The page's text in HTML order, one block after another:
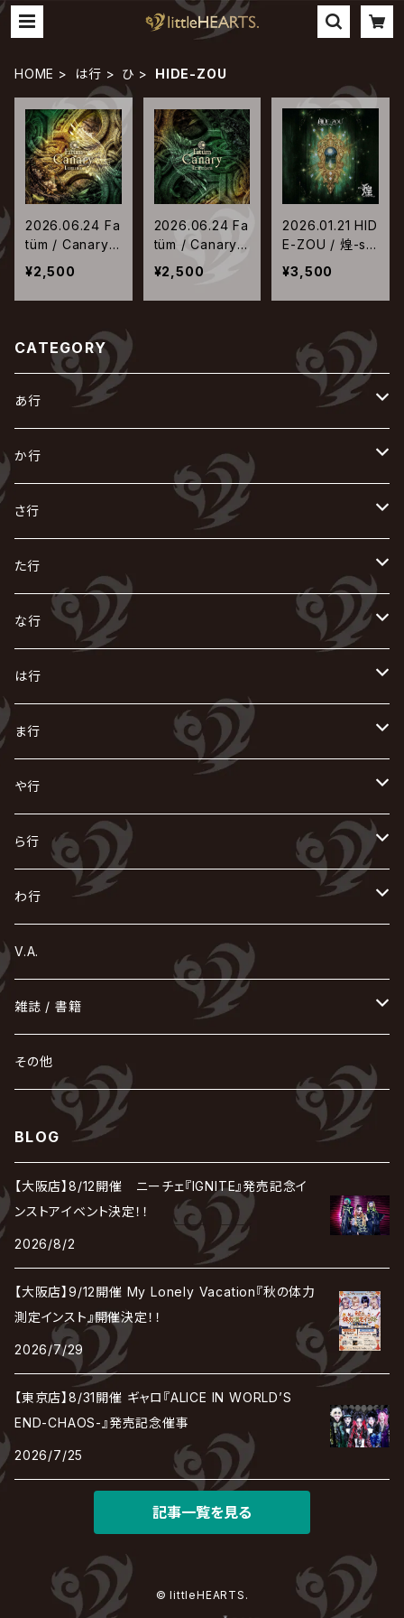
HOME は行 ひ HIDE-ZOU
2026.06.24 Fa
tüm / Canary
【Lumina ver.】
¥2,500
2026.06.24 Fa
tüm / Canary
【Tenebra ve
¥2,500
2026.01.21 HID
E-ZOU / 煌-se
cond wind-【通
常盤】
¥3,500
CATEGORY
あ行
あ
R指定
AIOLIN
浅葱 / ASAGI
Azavana
Acid Black Cherry
彩冷える -ayabie-
アリス九號. / ALICE NINE. / A9
アンティック-珈琲店-
い
IKUO
exist†trace
イビツ マル
色々な十字架
168 / 葵-168-
う
VIRGE / ヴァージュ
Waive
UCHUSENTAI:NOIZ / 宇宙戦隊NOIZ
え
ACE OF SPADES
X JAPAN
LSN / The LEGENDARY SIX NINE
お
AURORIZE
OFIAM
か行
か
怪人二十面奏
Kαin
CASCADE
the GazettE
GOTCHAROCKA
河村隆一
き
KISAKI
キズ
清春
KIRITO / キリト
己龍
く
Crack6
グラビティ
GREN / グレン
黒夢
け
[ kei ] / 圭
仮病
こ
GOATBED
ゴールデンボンバー
コドモドラゴン
さ行
さ
ザアザア
The THIRTEEN
Sadie
XANVALA
し
Zeke Deux
Z CLEAR
-真天地開闢集団-ジグザグ
Sick²
ジグソウ
シド
JAKIGAN MEISTER
Chanty
Janne Da Arc
sugar
Jupiter
JILUKA
す
Z CLEAR
超ジャシー
Scarlet Valse
SCAPEGOAT
SPLENDID GOD GIRAFFE
SLAPSLY / CHIYU
せ
ゼラ
零[Hz]
そ
SOPHIA
ZOMBIE / ぞんび
た行
た
DASEIN
DAIGO
DazzlingBAD
DADAROMA
逹瑯
DAVID / SUI / 縁
DARRELL
ち
CHAQLA.
つ
て
D
DIAURA
DIR EN GREY
DEXCORE
TAKE NO BREAK
DEZERT
deadman
DEVILOOF
DuelJewel
D'ERLANGER
と
東京花嫁
Tourbillon
な行
な
NIGHTMARE
NAZARE
に
NiEL
NICOLAS
ぬ
nurié
ね
NETH PRIERE CAIN
NEVERLAND
の
NoGoD
NOCTURNAL BLOODLUST
は行
は
heidi.
H.U.G
BUCK-TICK
花見桜こうき
薔薇の宮殿
BAROQUE
ひ
HERO
美炎-BIEN-
hide with Spread Beaver / hide
HIDE-ZOU
ビバラッシュ
ふ
Far East Dizain
Fatüm
Blu-BiLLioN
BULL FIELD
BREAKERZ
BLAZE
へ
BabyKingdom
THE BEETHOVEN
The Benjamin
ほ
POIDOL
HOLLOWGRAM
ま行
ま
THE MICRO HEAD 4N'S
MAO / マオ from SID
MUSCLE ATTACK
マツタケワークス
摩天楼オペラ
THE MADNA
MAMA.
まみれた / MAMIRETA
MALICE MIZER
み
未完成アリス
ミスイ
MIYAVI
む
MUCC / ムック
め
メトロノーム
MERRY / メリー
も
THE MORTAL
MORRIE
最上川司
や行
や
ヤミテラ / 外道反逆者ヤミテラ
ゆ
YUKIYA / 藤田幸也
ユナイト
よ
ら行
ら
rice
Rides In ReVellion
Luv PARADE
LAB.THE BASEMENT / ラボ ザ ベヰスメント
り
Leetspeak monsters
Ricky
LEZARD
LIBRAVEL / リブラヴェル
Lill
る
Ruiza
LUNA SEA
れ
0.1gの誤算
the Raid.
REIGN
RAZOR
LSN / The LEGENDARY SIX NINE
Royz
Rorschach.inc
ロマン急行
わ行
わ
wyse
我が為
V.A.
雑誌 / 書籍
hévn
ROCK AND READ
その他
BLOG
【大阪店】8/12開催 ニーチェ『IGNITE』発売記念イ
ンストアイベント決定！！
2026/8/2
【大阪店】9/12開催 My Lonely Vacation『秋の体力
測定インスト』開催決定！！
2026/7/29
【東京店】8/31開催 ギャロ『ALICE IN WORLD’S
END-CHAOS-』発売記念催事
2026/7/25
記事一覧を見る
© littleHEARTS.